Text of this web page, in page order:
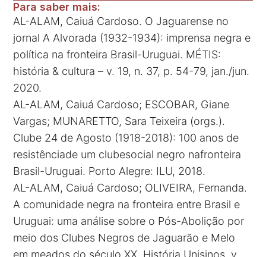
Para saber mais:
AL-ALAM, Caiuá Cardoso. O Jaguarense no
jornal A Alvorada (1932-1934): imprensa negra e
política na fronteira Brasil-Uruguai. MÉTIS:
história & cultura – v. 19, n. 37, p. 54-79, jan./jun.
2020.
AL-ALAM, Caiuá Cardoso; ESCOBAR, Giane
Vargas; MUNARETTO, Sara Teixeira (orgs.).
Clube 24 de Agosto (1918-2018): 100 anos de
resistênciade um clubesocial negro nafronteira
Brasil-Uruguai. Porto Alegre: ILU, 2018.
AL-ALAM, Caiuá Cardoso; OLIVEIRA, Fernanda.
A comunidade negra na fronteira entre Brasil e
Uruguai: uma análise sobre o Pós-Abolição por
meio dos Clubes Negros de Jaguarão e Melo
em meados do século XX. História Unisinos, v.